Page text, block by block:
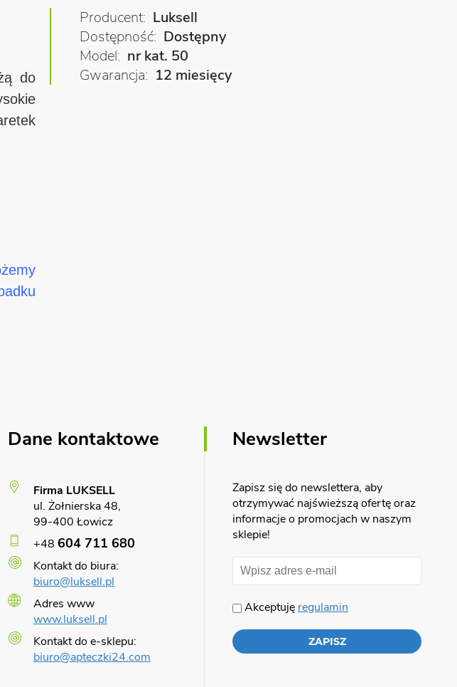
Producent Luksell
Dostępność Dostępny
Model nr kat. 50
Gwarancja
12 miesięcy
do
Dane kontaktowe
Firma LUKSELL
ul. Żołnierska 48,
99-400 Łowicz
+48 604 711 680
Kontakt do biura:
biuro@luksell.pl
Adres www
www.luksell.pl
Kontakt do e-sklepu:
biuro@apteczki24.com
Newsletter
Zapisz się do newslettera, aby
otrzymywać najświeższą ofertę oraz
informacje o promocjach w naszym
sklepie!
Akceptuję regulamin